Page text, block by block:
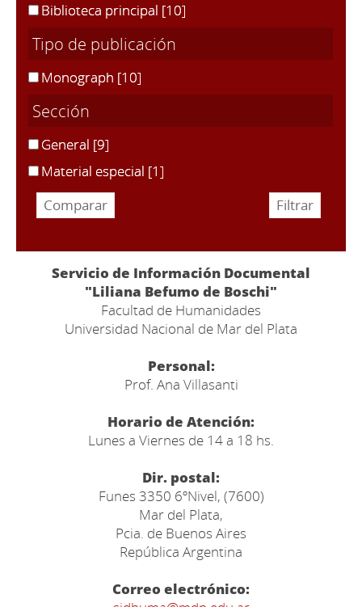
Biblioteca principal [10]
Tipo de publicación
Monograph [10]
Sección
General [9]
Material especial [1]
Servicio de Información Documental
"Liliana Befumo de Boschi"
Facultad de Humanidades
Universidad Nacional de Mar del Plata
Personal:
Prof. Ana Villasanti
Horario de Atención:
Lunes a Viernes de 14 a 18 hs.
Dir. postal:
Funes 3350 6ºNivel, (7600)
Mar del Plata,
Pcia. de Buenos Aires
República Argentina
Correo electrónico: